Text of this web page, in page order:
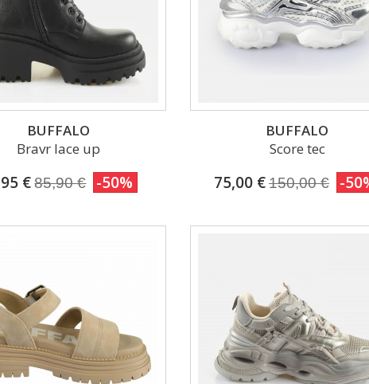
BUFFALO
Bravr lace up
€ 85,90 € -50%
BUFFALO
Score tec
75,00 €150,00 € -